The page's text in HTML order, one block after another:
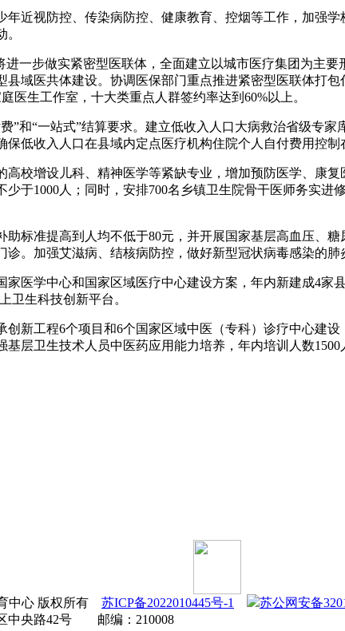
近视防控、传染病防控、健康教育、控烟等工作，加强
一步做实紧密型医联体，全面建立以城市医疗集团为主
县域医共体建设。协调医保部门重点推进紧密型医联体打
医生工作室，十大类重点人群签约率达到60%以上。
”和“一站式”结算要求。建立低收入人口大病救治省级专
低收入人口在县域内定点医疗机构住院个人自付费用控制
校增设儿科、精神医学等紧缺专业，增加预防医学、康
于1000人；同时，安排700名乡镇卫生院骨干医师务实进
标准提高到人均不低于80元，并开展国家基层高血压、
。加强艾滋病、结核病防控，做好新型冠状病毒感染的肺
医学中心和国家区域医疗中心建设方案，年内新建成4家
卫生科技创新平台。
新工程6个项目和6个国家区域中医（专科）诊疗中心建
层卫生技术人员中医药应用能力培养，年内培训人数1500
中心 版权所有 苏ICP备2022010445号-1
苏公网安备
中央路42号 邮编：210008